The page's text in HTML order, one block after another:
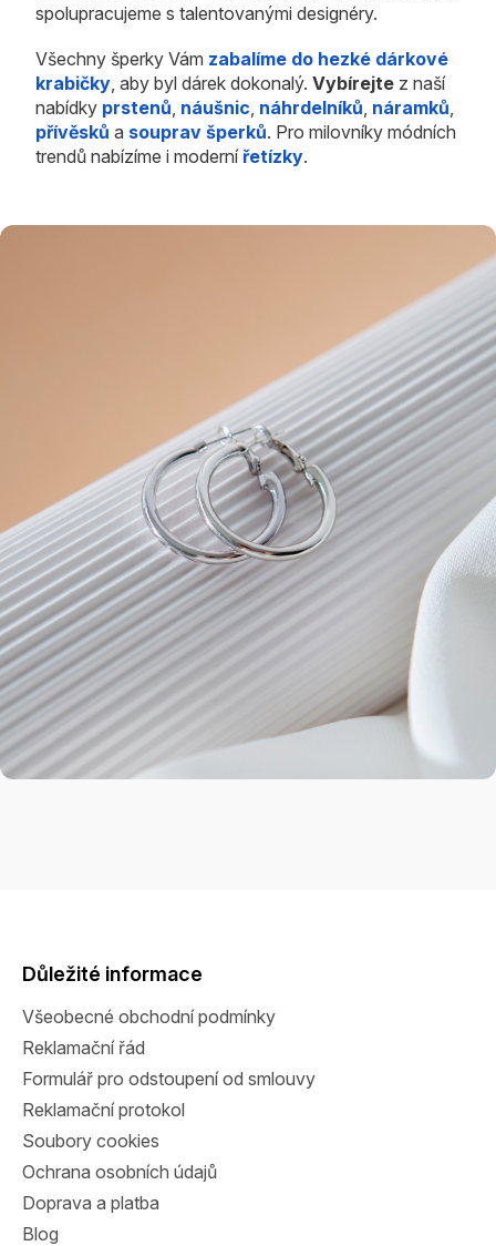
spolupracujeme s talentovanými designéry.
Všechny šperky Vám zabalíme do hezké dárkové
krabičky , aby byl dárek dokonalý. Vybírejte z naší
nabídky prstenů náušnic náhrdelníků náramků
přívěsků a souprav šperků. Pro milovníky módních
trendů nabízíme i modernířetízky.
Důležité informace
Všeobecné obchodní podmínky
Reklamační řád
Formulář pro odstoupení od smlouvy
Reklamační protokol
Soubory cookies
Ochrana osobních údajů
Doprava a platba
Blog